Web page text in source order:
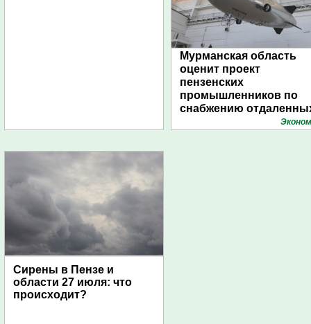
Мурманская область
оценит проект
пензенских
промышленников по
снабжению
поселений с помощью
Сирены в Пензе и
области 27 июля: что
происходит?